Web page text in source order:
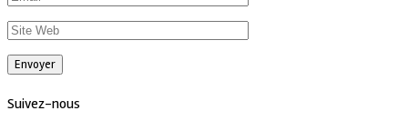
Suivez-nous